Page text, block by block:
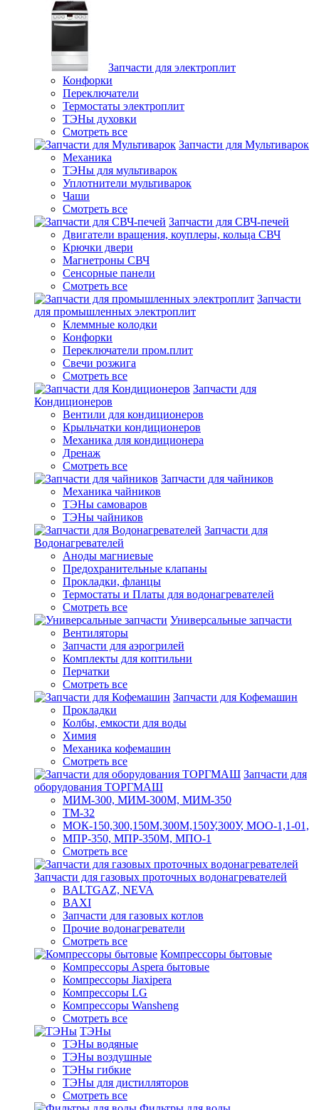
Запчасти для электроплит
Конфорки
Переключатели
Термостаты электроплит
ТЭНы духовки
Смотреть все
Запчасти для Мультиварок
Механика
ТЭНы для мультиварок
Уплотнители мультиварок
Чаши
Смотреть все
Запчасти для СВЧ-печей
Двигатели вращения, коуплеры, кольца СВЧ
Крючки двери
Магнетроны СВЧ
Сенсорные панели
Смотреть все
Запчасти
для промышленных электроплит
Клеммные колодки
Конфорки
Переключатели пром.плит
Свечи розжига
Смотреть все
Запчасти для
Кондиционеров
Вентили для кондиционеров
Крыльчатки кондиционеров
Механика для кондиционера
Дренаж
Смотреть все
Запчасти для чайников
Механика чайников
ТЭНы самоваров
ТЭНы чайников
Запчасти для
Водонагревателей
Аноды магниевые
Предохранительные клапаны
Прокладки, фланцы
Термостаты и Платы для водонагревателей
Смотреть все
Универсальные запчасти
Вентиляторы
Запчасти для аэрогрилей
Комплекты для коптильни
Перчатки
Смотреть все
Запчасти для Кофемашин
Прокладки
Колбы, емкости для воды
Химия
Механика кофемашин
Смотреть все
Запчасти для
оборудования ТОРГМАШ
МИМ-300, МИМ-300М, МИМ-350
ТМ-32
МОК-150,300,150М,300М,150У,300У, МОО-1,1-01,
МПР-350, МПР-350М, МПО-1
Смотреть все
Запчасти для газовых проточных водонагревателей
BALTGAZ, NEVA
BAXI
Запчасти для газовых котлов
Прочие водонагреватели
Смотреть все
Компрессоры бытовые
Компрессоры Aspera бытовые
Компрессоры Jiaxipera
Компрессоры LG
Компрессоры Wansheng
Смотреть все
ТЭНы
ТЭНы водяные
ТЭНы воздушные
ТЭНы гибкие
ТЭНы для дистилляторов
Смотреть все